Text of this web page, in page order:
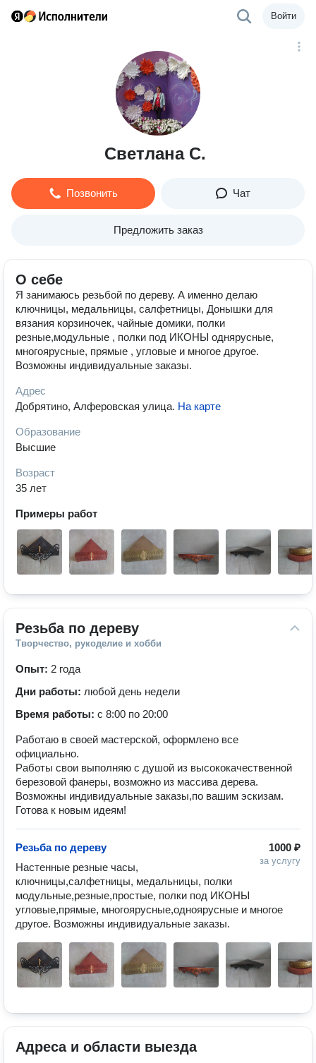
Войти
Светлана С.
Позвонить Чат
Предложить заказ
О себе
Я занимаюсь резьбой по дереву. А именно делаю
ключницы, медальницы, салфетницы, Донышки для
вязания корзиночек, чайные домики, полки
резные,модульные , полки под ИКОНЫ однярусные,
многоярусные, прямые , угловые и многое другое.
Возможны индивидуальные заказы.
Адрес
Добрятино, Алферовская улица. На карте
Образование
Высшие
Возраст
35 лет
Примеры работ
Резьба по дереву
Творчество, рукоделие и хобби
Опыт: 2 года
Дни работы: любой день недели
Время работы: с 8:00 по 20:00
Работаю в своей мастерской, оформлено все
официально.
Работы свои выполняю с душой из высококачественной
березовой фанеры, возможно из массива дерева.
Возможны индивидуальные заказы,по вашим эскизам.
Готова к новым идеям!
1000 ₽
за услугу
Резьба по дереву
Настенные резные часы,
ключницы,салфетницы, медальницы, полки
модульные,резные,простые, полки под ИКОНЫ
угловые,прямые, многоярусные,одноярусные и многое
другое. Возможны индивидуальные заказы.
Адреса и области выезда